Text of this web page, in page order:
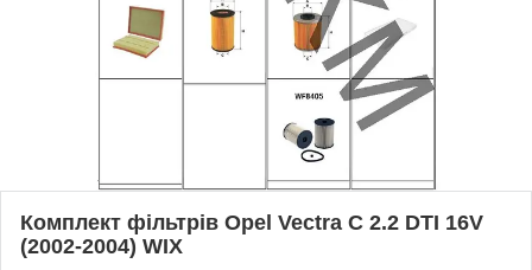
Комплект фільтрів Opel Vectra C 2.2 DTI 16V
(2002-2004) WIX